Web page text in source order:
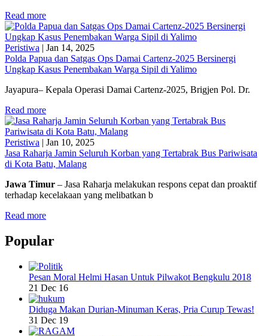
Read more
Peristiwa | Jan 14, 2025
Polda Papua dan Satgas Ops Damai Cartenz-2025 Bersinergi
Ungkap Kasus Penembakan Warga Sipil di Yalimo
Jayapura– Kepala Operasi Damai Cartenz-2025, Brigjen Pol. Dr.
Read more
Peristiwa | Jan 10, 2025
Jasa Raharja Jamin Seluruh Korban yang Tertabrak Bus Pariwisata
di Kota Batu, Malang
Jawa Timur – Jasa Raharja melakukan respons cepat dan proaktif
terhadap kecelakaan yang melibatkan b
Read more
Popular
Pesan Moral Helmi Hasan Untuk Pilwakot Bengkulu 2018
21 Dec 16
Diduga Makan Durian-Minuman Keras, Pria Curup Tewas!
31 Dec 19